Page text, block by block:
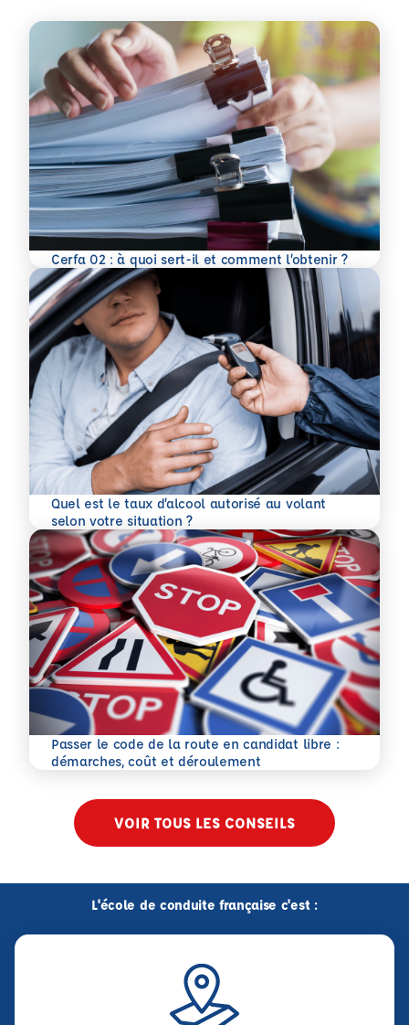
Cerfa 02 : à quoi sert-il et comment l’obtenir ?
En savoir plus
Quel est le taux d’alcool autorisé au volant
selon votre situation ?
En savoir plus
Passer le code de la route en candidat libre :
démarches, coût et déroulement
En savoir plus
VOIR TOUS LES CONSEILS
L'école de conduite française c'est :